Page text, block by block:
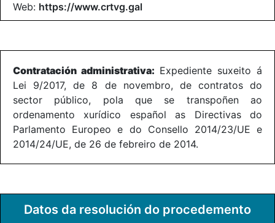
Web: https://www.crtvg.gal
Contratación administrativa: Expediente suxeito á
Lei 9/2017, de 8 de novembro, de contratos do
sector público, pola que se transpoñen ao
ordenamento xurídico español as Directivas do
Parlamento Europeo e do Consello 2014/23/UE e
2014/24/UE, de 26 de febreiro de 2014.
Datos da resolución do procedemento